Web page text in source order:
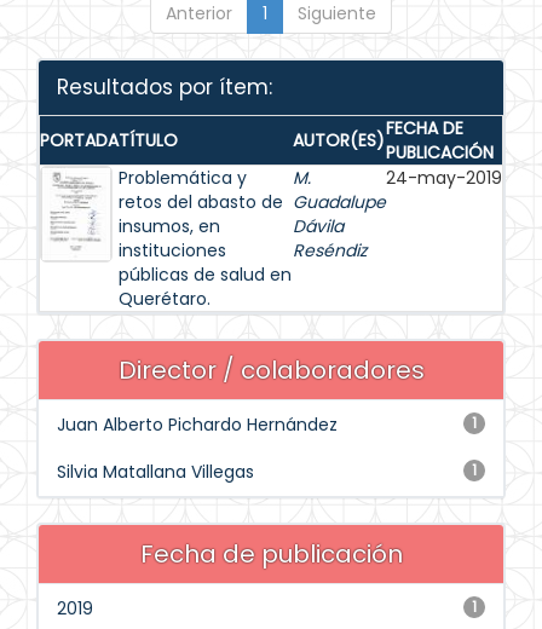
Anterior 1 Siguiente
Resultados por ítem:
PORTADATÍTULO AUTOR(ES)FECHA DE
PUBLICACIÓN
Problemática y
retos del abasto de
insumos, en
instituciones
públicas de salud en
Querétaro.
M.
Guadalupe
Dávila
Reséndiz
24-may-2019
Director / colaboradores
1
Juan Alberto Pichardo Hernández
1
Silvia Matallana Villegas
Fecha de publicación
1
2019